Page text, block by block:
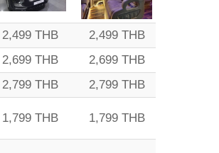
2,499 THB
2,499 THB
2,699 THB
2,699 THB
2,799 THB
2,799 THB
1,799 THB 1,799 THB